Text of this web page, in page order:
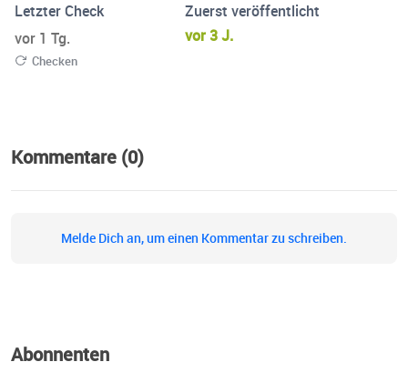
Letzter Check
vor 1 Tg.
Checken
Zuerst veröffentlicht
vor 3 J.
Kommentare (0)
Melde Dich an, um einen Kommentar zu schreiben.
Abonnenten